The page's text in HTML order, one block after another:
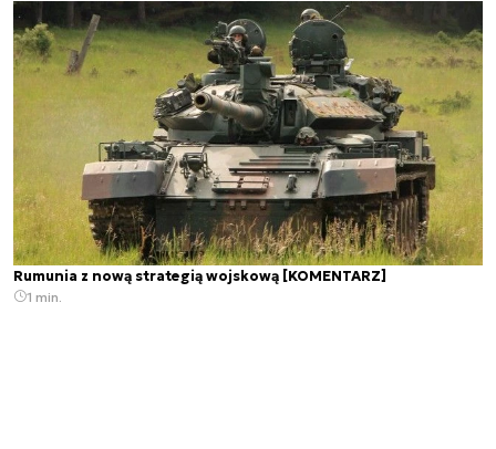
Rumunia z nową strategią wojskową [KOMENTARZ]
1 min.